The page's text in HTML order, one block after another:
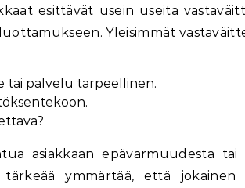
esittävät usein useita
Yleisimmät
tai palvelu tarpeellinen.
asiakkaan epävarmuudesta tai
ymmärtää, että jokainen